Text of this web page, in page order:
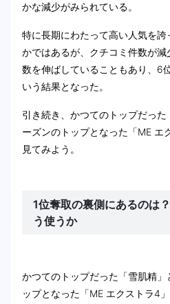
かな減少がみられている。
特に長期にわたって高い人気を
かではあるが、クチコミ件数が
数を伸ばしていることもあり、6
いう結果となった。
引き続き、かつてのトップだっ
ーズンのトップとなった「ME エ
見てみよう。
1位奪取の裏側にあるのは
う使うか
かつてのトップだった「雪肌精」
ップとなった「ME エクストラ4